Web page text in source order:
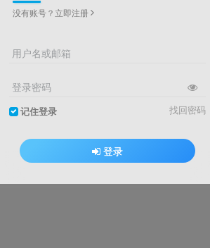
没有账号？立即注册
用户名或邮箱
登录密码
记住登录 找回密码
登录